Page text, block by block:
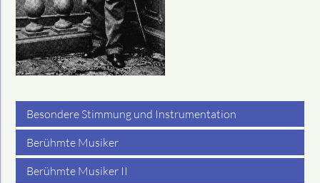
Besondere Stimmung und Instrumentation
Berühmte Musiker
Berühmte Musiker II